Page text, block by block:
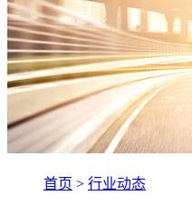
首页 > 行业动态